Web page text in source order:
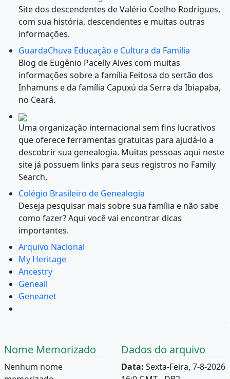
Site dos descendentes de Valério Coelho Rodrigues,
com sua história, descendentes e muitas outras
informações.
GuardaChuva Educação e Cultura da Família
Blog de Eugênio Pacelly Alves com muitas
informações sobre a família Feitosa do sertão dos
Inhamuns e da família Capuxú da Serra da Ibiapaba,
no Ceará.
Uma organização internacional sem fins lucrativos
que oferece ferramentas gratuitas para ajudá-lo a
descobrir sua genealogia. Muitas pessoas aqui neste
site já possuem links para seus registros no Family
Search.
Colégio Brasileiro de Genealogia
Deseja pesquisar mais sobre sua família e não sabe
como fazer? Aqui você vai encontrar dicas
importantes.
Arquivo Nacional
My Heritage
Ancestry
Geneall
Geneanet
Nome Memorizado
Nenhum nome
Dados do arquivo
Data: Sexta-Feira, 7-8-2026